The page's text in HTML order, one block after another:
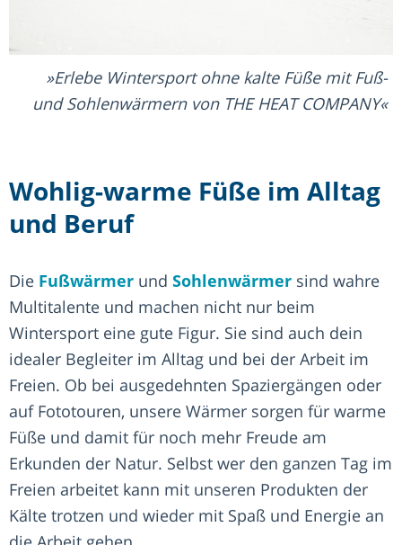
Erlebe Wintersport ohne kalte Füße mit Fuß-
und Sohlenwärmern von THE HEAT COMPANY
Wohlig-warme Füße im Alltag
und Beruf
Die Fußwärmer und Sohlenwärmer sind wahre
Multitalente und machen nicht nur beim
Wintersport eine gute Figur. Sie sind auch dein
idealer Begleiter im Alltag und bei der Arbeit im
Freien. Ob bei ausgedehnten Spaziergängen oder
auf Fototouren, unsere Wärmer sorgen für warme
Füße und damit für noch mehr Freude am
Erkunden der Natur. Selbst wer den ganzen Tag im
Freien arbeitet kann mit unseren Produkten der
Kälte trotzen und wieder mit Spaß und Energie an